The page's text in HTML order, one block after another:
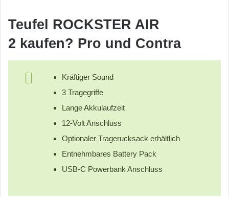
l
o
Teufel ROCKSTER AIR
2 kaufen? Pro und Contra
Kräftiger Sound
3 Tragegriffe
Lange Akkulaufzeit
12-Volt Anschluss
Optionaler Tragerucksack erhältlich
Entnehmbares Battery Pack
USB-C Powerbank Anschluss